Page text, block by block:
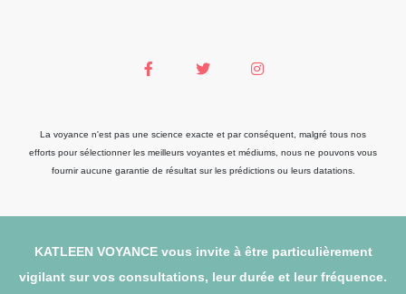
La voyance n'est pas une science exacte et par conséquent, malgré tous nos
efforts pour sélectionner les meilleurs voyantes et médiums, nous ne pouvons vous
fournir aucune garantie de résultat sur les prédictions ou leurs datations.
KATLEEN VOYANCE vous invite à être particulièrement
vigilant sur vos consultations, leur durée et leur fréquence.